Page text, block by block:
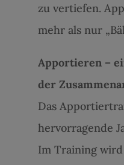
zu vertiefen.
mehr als nur
Apportieren –
der
Das
hervorragende
Im Training